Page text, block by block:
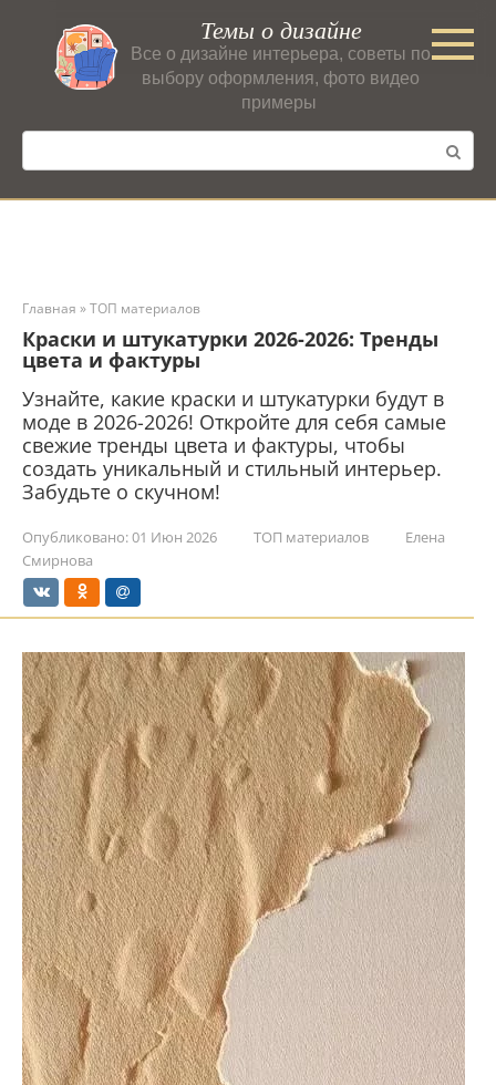
контенту
Темы о дизайне
Все о дизайне интерьера, советы по
выбору оформления, фото видео
примеры
Поиск:
Главная »ТОП материалов
Краски и штукатурки 2026-2026: Тренды
цвета и фактуры
Узнайте, какие краски и штукатурки будут в
моде в 2026-2026! Откройте для себя самые
свежие тренды цвета и фактуры, чтобы
создать уникальный и стильный интерьер.
Забудьте о скучном!
Опубликовано:01 Июн 2026 ТОП материалов
Елена
Смирнова